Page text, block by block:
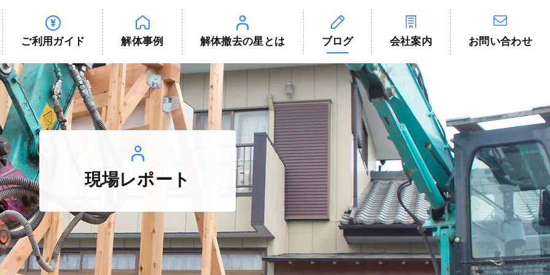
ご利用ガイド 解体事例 解体撤去の星とは ブログ 会社案内 お問い合わせ
現場レポート